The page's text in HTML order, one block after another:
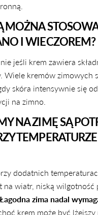
MOŻNA
I WIECZOREM?
jeśli krem zawiera
Wiele kremów zimowych
skóra intensywnie się
na zimno.
NA ZIMĘ SĄ
dodatnich
na wiatr, niską wilgotność
Łagodna zima nadal
choć krem może być